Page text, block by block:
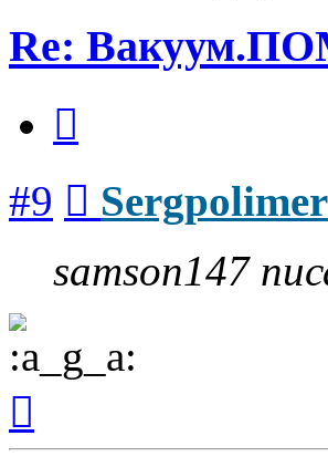
Re:
#9 Sergpolimer
samson147
началу